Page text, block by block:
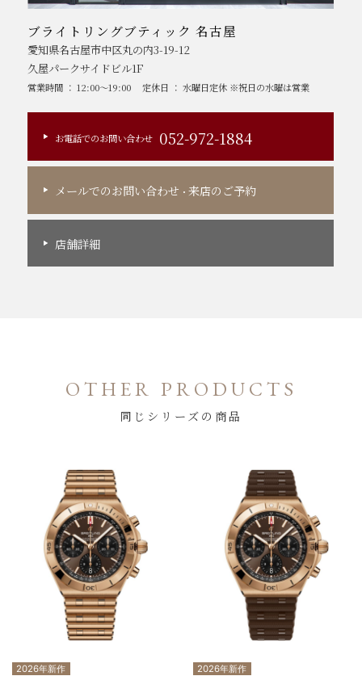
ブライトリングブティック 名古屋
愛知県名古屋市中区丸の内3-19-12
久屋パークサイドビル1F
営業時間 ： 12:00～19:00 定休日 ： 水曜日定休 ※祝日の水曜は営業
お電話でのお問い合わせ 052-972-1884
メールでのお問い合わせ ・来店のご予約
店舗詳細
OTHER PRODUCTS
同じシリーズの商品
2026年新作 2026年新作